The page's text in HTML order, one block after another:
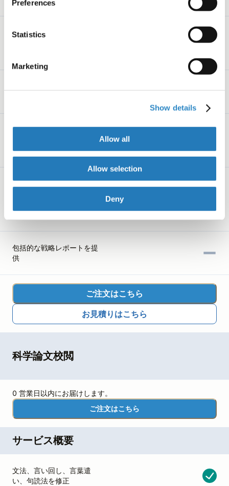
Preferences
Statistics
Marketing
Show details
Allow all
Allow selection
Deny
リサーチ・コミュニケーシ
社内のPhDエディターのグ
き課題を特定
研究成果を最大限に明確に
包括的な戦略レポートを提
供
ご注文はこちら
お見積りはこちら
科学論文校閲
0 営業日以内にお届けします。
ご注文はこちら
サービス概要
文法、言い回し、言葉遣
い、句読法を修正